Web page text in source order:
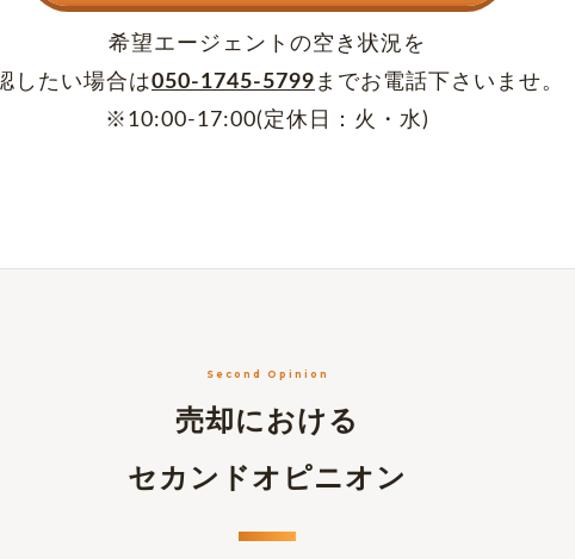
希望エージェントの空き状況を
したい場合は050-1745-5799 までお電話下さいませ。
※10:00-17:00(定休日：火・水)
Second Opinion
売却における
セカンドオピニオン